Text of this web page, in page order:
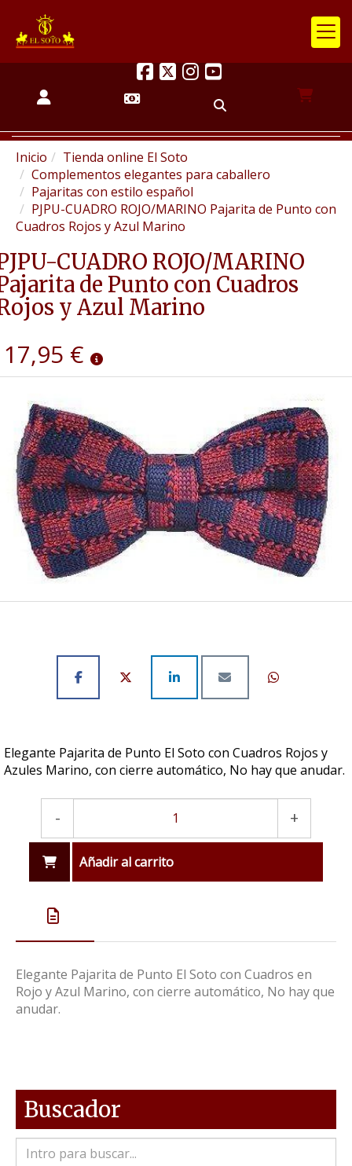
Inicio
Tienda online El Soto
Complementos elegantes para caballero
Pajaritas con estilo español
PJPU-CUADRO ROJO/MARINO Pajarita de Punto con
Cuadros Rojos y Azul Marino
CUADRO ROJO/MARINO
de Punto con Cuadros
y Azul Marino
17,95 €
Elegante Pajarita de Punto El Soto con Cuadros Rojos y
Azules Marino, con cierre automático, No hay que anudar.
- +
Añadir al carrito
Elegante Pajarita de Punto El Soto con Cuadros en
Rojo y Azul Marino, con cierre automático, No hay que
anudar.
Buscador